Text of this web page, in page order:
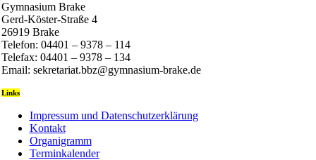
Gymnasium Brake
Gerd-Köster-Straße 4
26919 Brake
Telefon: 04401 – 9378 – 114
Telefax: 04401 – 9378 – 134
Email: sekretariat.bbz@gymnasium-brake.de
Links
Impressum und Datenschutzerklärung
Kontakt
Organigramm
Terminkalender